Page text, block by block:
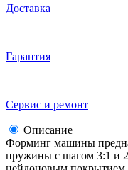
Доставка
Гарантия
Сервис и ремонт
Описание
Форминг машины
пружины с шагом 3:1 и